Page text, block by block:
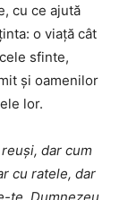
cu ce ajută
o viaţă cât
sfinte,
şi oamenilor
lor.
dar cum
cu ratele, dar